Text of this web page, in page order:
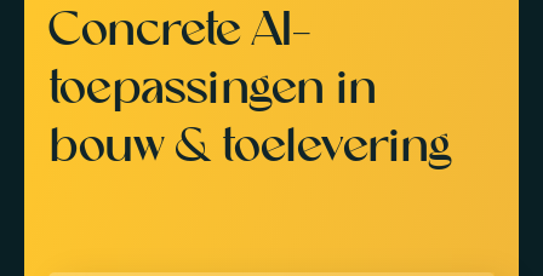
Concrete AI-
toepassingen in
bouw & toelevering